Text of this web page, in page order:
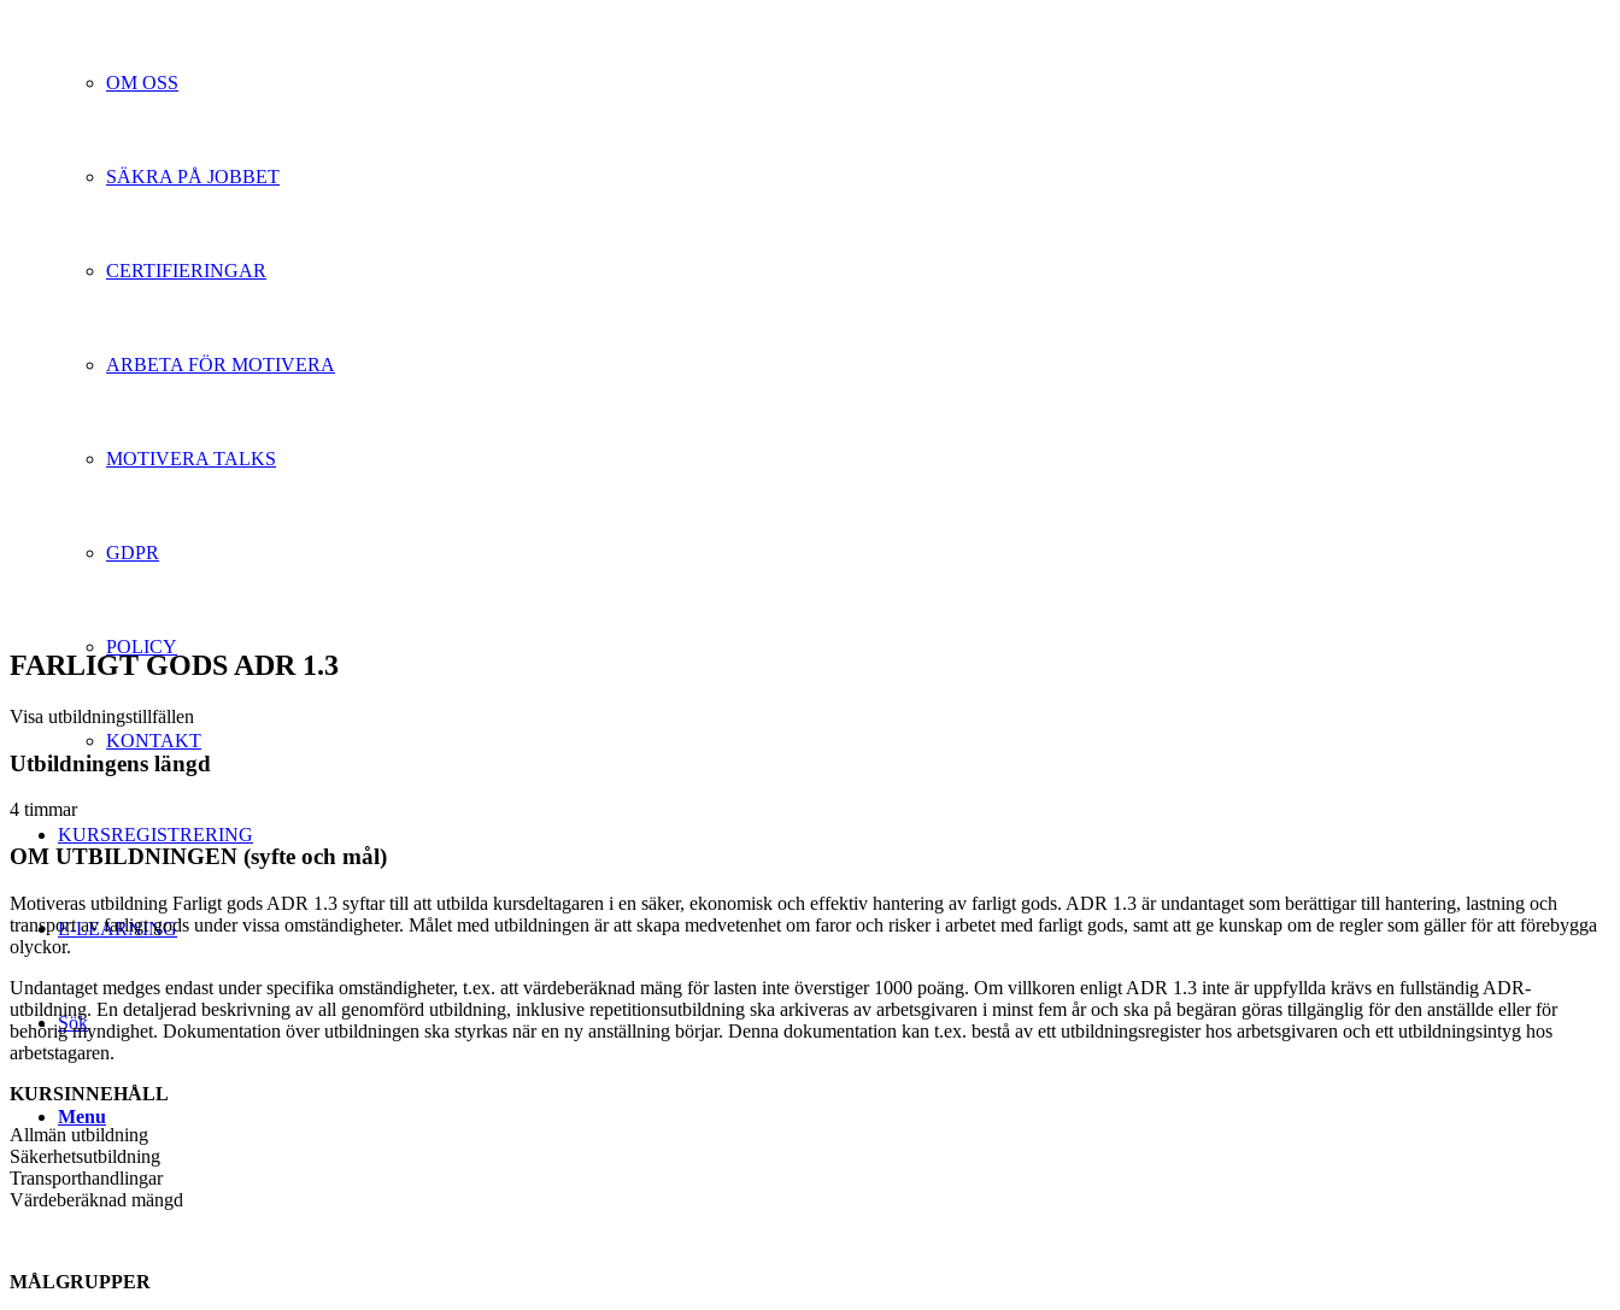
OM OSS
SÄKRA PÅ JOBBET
CERTIFIERINGAR
ARBETA FÖR MOTIVERA
MOTIVERA TALKS
GDPR
POLICY
KONTAKT
KURSREGISTRERING
E-LEARNING
Sök
Menu
FARLIGT GODS ADR 1.3
Visa utbildningstillfällen
Utbildningens längd
4 timmar
OM UTBILDNINGEN (syfte och mål)
Motiveras utbildning Farligt gods ADR 1.3 syftar till att utbilda kursdeltagaren i en säker, ekonomisk och effektiv hantering av farligt gods. ADR 1.3 är undantaget som berättigar till hantering, lastning och
transport av farligt gods under vissa omständigheter. Målet med utbildningen är att skapa medvetenhet om faror och risker i arbetet med farligt gods, samt att ge kunskap om de regler som gäller för att förebygga
olyckor.
Undantaget medges endast under specifika omständigheter, t.ex. att värdeberäknad mäng för lasten inte överstiger 1000 poäng. Om villkoren enligt ADR 1.3 inte är uppfyllda krävs en fullständig ADR-
utbildning. En detaljerad beskrivning av all genomförd utbildning, inklusive repetitionsutbildning ska arkiveras av arbetsgivaren i minst fem år och ska på begäran göras tillgänglig för den anställde eller för
behörig myndighet. Dokumentation över utbildningen ska styrkas när en ny anställning börjar. Denna dokumentation kan t.ex. bestå av ett utbildningsregister hos arbetsgivaren och ett utbildningsintyg hos
arbetstagaren.
KURSINNEHÅLL
Allmän utbildning
Säkerhetsutbildning
Transporthandlingar
Värdeberäknad mängd
MÅLGRUPPER